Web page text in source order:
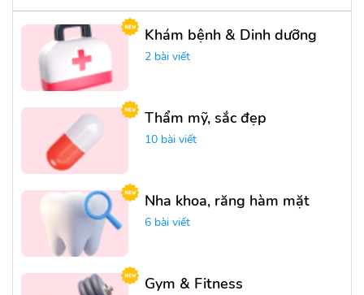
Khám bệnh & Dinh dưỡng
2 bài viết
Thẩm mỹ, sắc đẹp
10 bài viết
Nha khoa, răng hàm mặt
6 bài viết
Gym & Fitness